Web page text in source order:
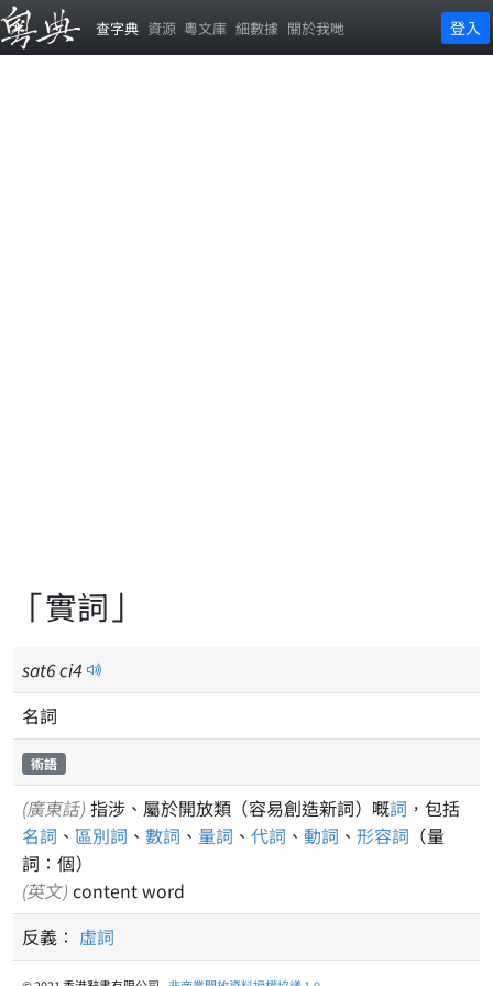
查字典 資源 粵文庫 細數據 關於我哋 登入
「實詞」
sat6ci4
名詞
術語
(廣東話) 指涉、屬於開放類（容易創造新詞）嘅詞 ，包括
名詞 、 區別詞 、 數詞 、 量詞 、 代詞 、 動詞 、 形容詞 （量
詞：個）
(英文) content word
反義： 虛詞